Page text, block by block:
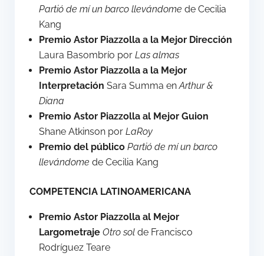
Partió de mí un barco llevándome de Cecilia
Kang
Premio Astor Piazzolla a la Mejor Dirección
Laura Basombrío por Las almas
Premio Astor Piazzolla a la Mejor
Interpretación Sara Summa enArthur &
Diana
Premio Astor Piazzolla al Mejor Guion
Shane Atkinson por LaRoy
Premio del público Partió de mí un barco
llevándome de Cecilia Kang
COMPETENCIA LATINOAMERICANA
Premio Astor Piazzolla al Mejor
Largometraje Otro sol de Francisco
Rodríguez Teare